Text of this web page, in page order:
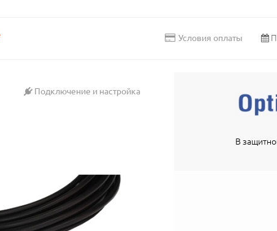
Условия оплаты
Подключение и настройка
В